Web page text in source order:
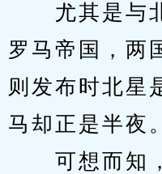
尤其是与北
罗马帝国，两
则发布时北星
马却正是半夜。
可想而知，